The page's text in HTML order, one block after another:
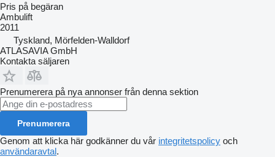
Pris på begäran
Ambulift
2011
Tyskland, Mörfelden-Walldorf
ATLASAVIA GmbH
Kontakta säljaren
Prenumerera på nya annonser från denna sektion
Prenumerera
Genom att klicka här godkänner du vår integritetspolicy och
användaravtal.